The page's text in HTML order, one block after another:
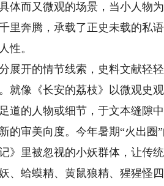
体而又微观的场景，当小人物
里奔腾，承载了正史未载的私
性。
开的情节线索，史料文献轻轻
就像《长安的荔枝》以微观史
道的人物或细节，于文本缝隙
的审美向度。今年暑期“火出
》里被忽视的小妖群体，让传
、蛤蟆精、黄鼠狼精、猩猩怪